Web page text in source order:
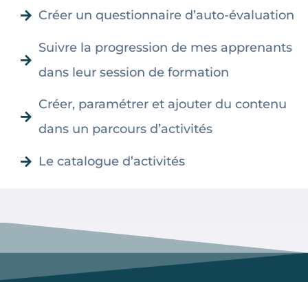
Créer un questionnaire d’auto-évaluation
Suivre la progression de mes apprenants
dans leur session de formation
Créer, paramétrer et ajouter du contenu
dans un parcours d’activités
Le catalogue d’activités